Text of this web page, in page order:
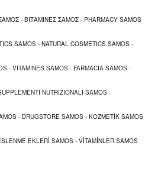
- ΒΙΤΑΜΙΝΕΣ ΣΑΜΟΣ - PHARMACY SAMOS
SAMOS - NATURAL COSMETICS SAMOS -
- VITAMINES SAMOS - FARMACIA SAMOS -
NUTRIZIONALI SAMOS -
- DRUGSTORE SAMOS - KOZMETİK SAMOS
EKLERİ SAMOS - VİTAMİNLER SAMOS